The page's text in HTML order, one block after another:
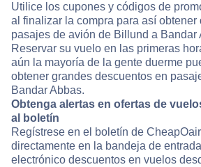
Utilice los cupones y códigos de
al finalizar la compra para así obtener
pasajes de avión de Billund a Bandar
Reservar su vuelo en las primeras
aún la mayoría de la gente duerme
obtener grandes descuentos en
Bandar Abbas.
Obtenga alertas en ofertas de
al boletín
Regístrese en el boletín de
directamente en la bandeja de
electrónico descuentos en vuelos